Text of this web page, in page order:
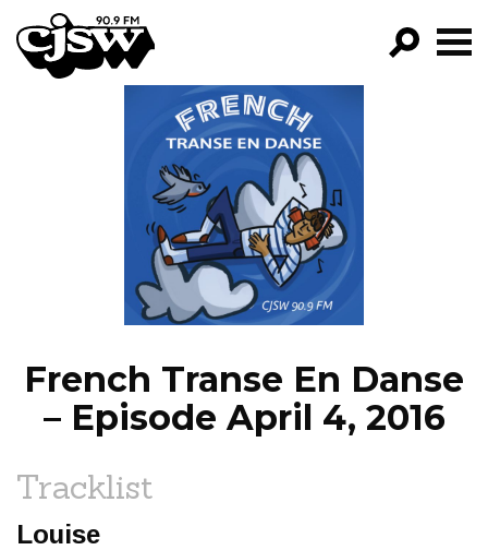
CJSW
PROGRAMS
EPISODES
NEWS
French Transe En Danse
– Episode April 4, 2016
Tracklist
Louise